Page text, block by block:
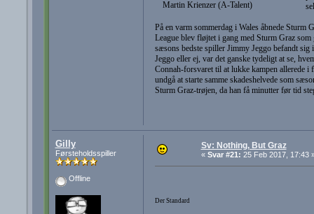
Martin Krienzer (A-Talent)
På en varm sommerdag i Wales åbnede
League blev fløjtet i gang med Sturm Graz
sæsons bedste spiller Jimmy Jeggo befandt
Jeggo eller ej, var det ganske tydeligt at se,
Connah-forsvaret til at lukke kampen allerede i
undgå at starte samme skadeshelvede som
Sturm Graz-trøjen, da han få minutter før tid
Gilly
Førsteholdsspiller
Offline
Sv: Nothing, But Graz
« Svar #21: 25 Feb 2017, 17:43
Der Standard